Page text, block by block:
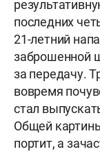
последних
21-летний
заброшенной
за передачу.
вовремя
стал
Общей
портит, а